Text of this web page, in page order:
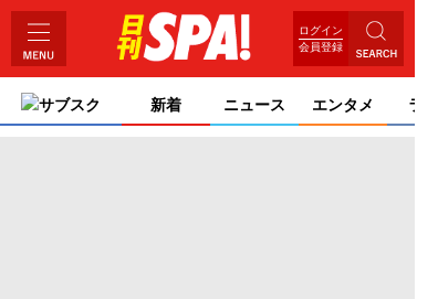
ログイン
会員登録
サブスク 新着 ニュース エンタメ ライ